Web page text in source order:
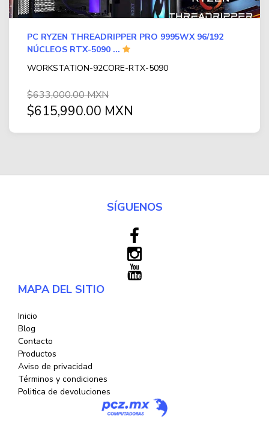
PC RYZEN THREADRIPPER PRO 9995WX 96/192
NÚCLEOS RTX-5090 ...
WORKSTATION-92CORE-RTX-5090
$633,000.00 MXN
$615,990.00 MXN
SÍGUENOS
MAPA DEL SITIO
Inicio
Blog
Contacto
Productos
Aviso de privacidad
Términos y condiciones
Politica de devoluciones